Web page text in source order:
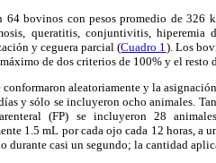
64 bovinos con pesos promedio de 326
queratitis, conjuntivitis,
y ceguera parcial (Cuadro 1). Los
de dos criterios de 100% y el
conformaron aleatoriamente y la
y sólo se incluyeron ocho animales.
(FP) se incluyeron 28
1.5 mL por cada ojo cada 12 horas, a
durante casi un segundo; la cantidad